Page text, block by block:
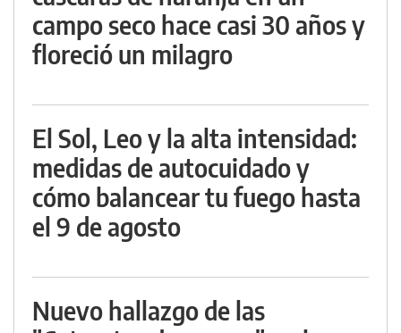
campo seco hace casi 30 años y
floreció un milagro
El Sol, Leo y la alta intensidad:
medidas de autocuidado y
cómo balancear tu fuego hasta
el 9 de agosto
Nuevo hallazgo de las